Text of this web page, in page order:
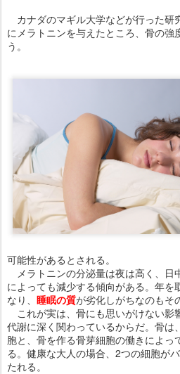
カナダのマギル大学などが行った研
にメラトニンを与えたところ、骨の強
う。
可能性があるとされる。
メラトニンの分泌量は夜は高く、日
によっても減少する傾向がある。年を
なり、 睡眠の質が劣化しがちなのもそ
これが実は、骨にも思いがけない影
代謝に深く関わっているからだ。骨は
胞と、骨を作る骨芽細胞の働きによっ
る。健康な大人の場合、2つの細胞が
たれる。